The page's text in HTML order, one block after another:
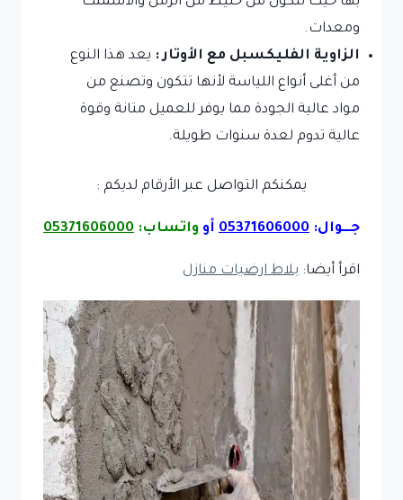
ومعدات.
الزاوية الفليكسبل مع الأوتار : يعد هذا النوع
من أغلى أنواع اللياسة لأنها تتكون وتصنع من
مواد عالية الجودة مما يوفر للعميل متانة وقوة
عالية تدوم لعدة سنوات طويلة.
يمكنكم التواصل عبر الأرقام لديكم :
جـــوال: 05371606000 أو واتساب: 05371606000
اقرأ أيضا: بلاط ارضيات منازل